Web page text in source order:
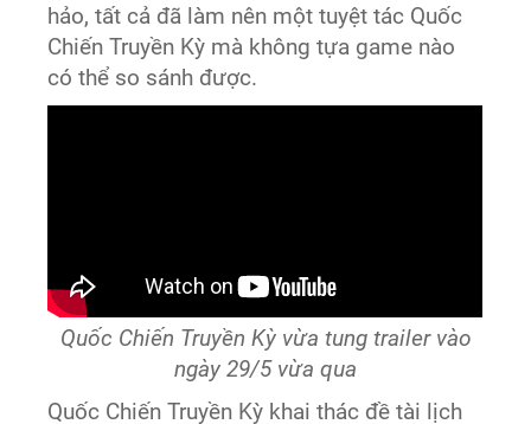
hảo, tất cả đã làm nên một tuyệt tác Quốc
Chiến Truyền Kỳ mà không tựa game nào
có thể so sánh được.
Quốc Chiến Truyền Kỳ vừa tung trailer vào
ngày 29/5 vừa qua
Quốc Chiến Truyền Kỳ khai thác đề tài lịch